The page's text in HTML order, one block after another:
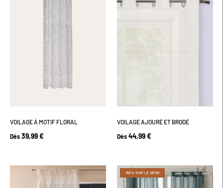
VOILAGE À MOTIF FLORAL
Dès 39,99 €
VOILAGE AJOURÉ ET BRODÉ
Dès 44,99 €
-50% SUR LE 2ÈME